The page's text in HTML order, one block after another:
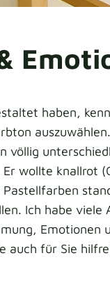
haben,
völlig
wollte knallrot
Ich habe viele
Emotionen
auch für Sie